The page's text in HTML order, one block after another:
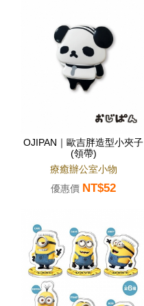
OJIPAN｜歐吉胖造型小夾子
(領帶)
療癒辦公室小物
優惠價 NT$52